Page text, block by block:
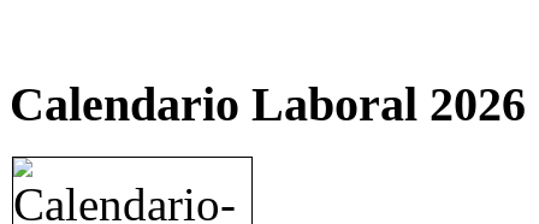
Calendario Laboral 2026